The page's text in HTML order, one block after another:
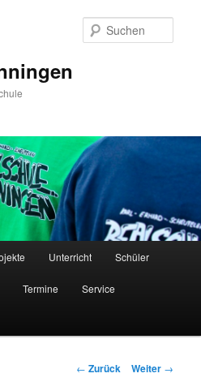
Unterricht Schüler
Termine Service
Beitrags-
← Zurück Weiter →